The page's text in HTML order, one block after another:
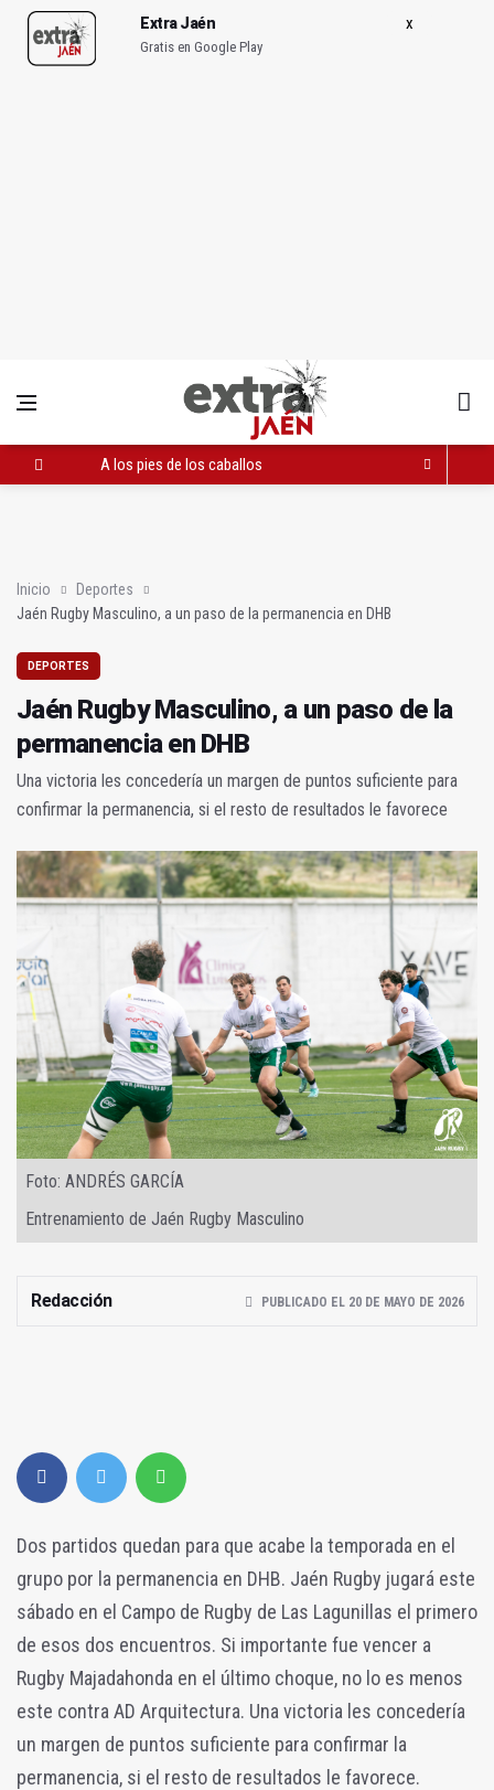
Extra Jaén
Gratis en Google Play
A los pies de los caballos
Inicio
Deportes
Jaén Rugby Masculino, a un paso de la permanencia en DHB
DEPORTES
Jaén Rugby Masculino, a un paso de la
permanencia en DHB
Una victoria les concedería un margen de puntos suficiente para
confirmar la permanencia, si el resto de resultados le favorece
Foto: ANDRÉS GARCÍA
Entrenamiento de Jaén Rugby Masculino
Redacción PUBLICADO EL 20 DE MAYO DE 2026
Dos partidos quedan para que acabe la temporada en el
grupo por la permanencia en DHB. Jaén Rugby jugará este
sábado en el Campo de Rugby de Las Lagunillas el primero
de esos dos encuentros. Si importante fue vencer a
Rugby Majadahonda en el último choque, no lo es menos
este contra AD Arquitectura. Una victoria les concedería
un margen de puntos suficiente para confirmar la
permanencia, si el resto de resultados le favorece.